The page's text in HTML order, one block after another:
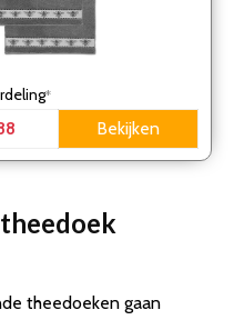
*
Bekijken
theedoeken gaan